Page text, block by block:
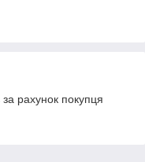
рахунок покупця